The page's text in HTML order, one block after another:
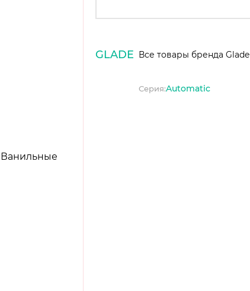
GLADE Все товары бренда Glade
Серия:Automatic